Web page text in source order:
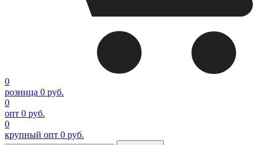
0
розница 0 руб.
0
опт 0 руб.
0
крупный опт 0 руб.